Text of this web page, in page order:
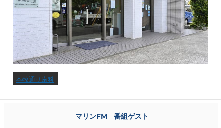
本牧通り歯科
マリンFM 番組ゲスト